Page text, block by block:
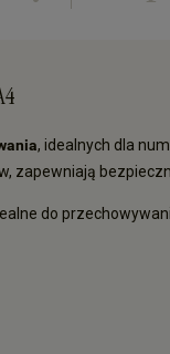
, idealnych dla
zapewniają
do